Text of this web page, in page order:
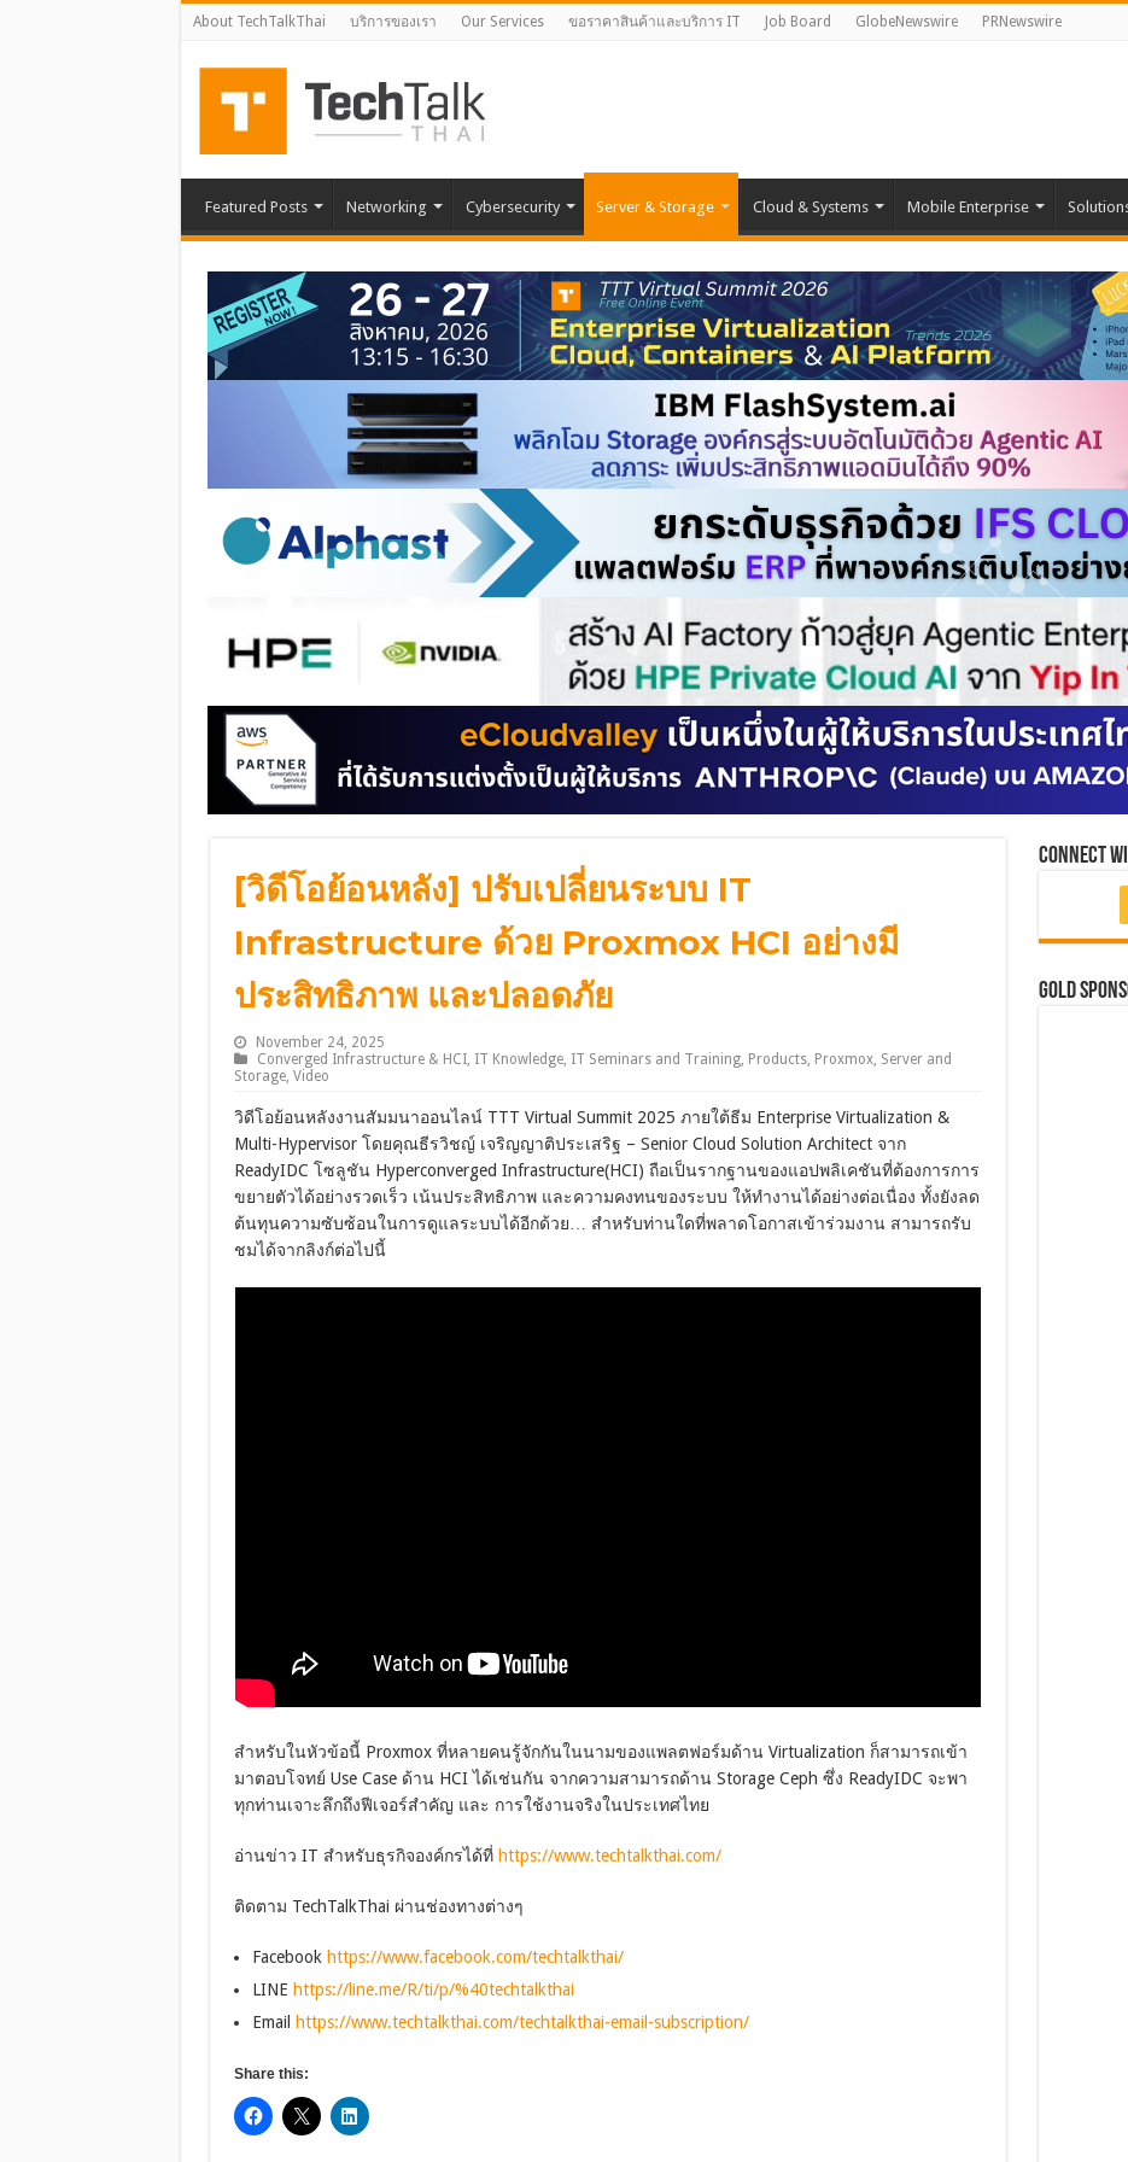
About TechTalkThai บริการของเรา Our Services ขอราคาสินค้าและบริการ IT Job Board GlobeNewswire PRNewswire
Featured Posts Networking Cybersecurity Server & Storage Cloud & Systems Mobile Enterprise
[วิดีโอย้อนหลัง] ปรับเปลี่ยนระบบ IT
Infrastructure ด้วย Proxmox HCI อย่างมี
ประสิทธิภาพ และปลอดภัย
November 24, 2025
Converged Infrastructure & HCI, IT Knowledge, IT Seminars and Training, Products, Proxmox, Server and
Storage, Video
วิดีโอย้อนหลังงานสัมมนาออนไลน์ TTT Virtual Summit 2025 ภายใต้ธีม Enterprise Virtualization &
Multi-Hypervisor โดยคุณธีรวิชญ์ เจริญญาติประเสริฐ – Senior Cloud Solution Architect จาก
ReadyIDC โซลูชัน Hyperconverged Infrastructure(HCI) ถือเป็นรากฐานของแอปพลิเคชันที่ต้องการการ
ขยายตัวได้อย่างรวดเร็ว เน้นประสิทธิภาพ และความคงทนของระบบ ให้ทำงานได้อย่างต่อเนื่อง ทั้งยังลด
ต้นทุนความซับซ้อนในการดูแลระบบได้อีกด้วย… สำหรับท่านใดที่พลาดโอกาสเข้าร่วมงาน สามารถรับ
ชมได้จากลิงก์ต่อไปนี้
สำหรับในหัวข้อนี้ Proxmox ที่หลายคนรู้จักกันในนามของแพลตฟอร์มด้าน Virtualization ก็สามารถเข้า
มาตอบโจทย์ Use Case ด้าน HCI ได้เช่นกัน จากความสามารถด้าน Storage Ceph ซึ่ง ReadyIDC จะพา
ทุกท่านเจาะลึกถึงฟีเจอร์สำคัญ และ การใช้งานจริงในประเทศไทย
อ่านข่าว IT สำหรับธุรกิจองค์กรได้ที่ https://www.techtalkthai.com/
ติดตาม TechTalkThai ผ่านช่องทางต่างๆ
Facebook https://www.facebook.com/techtalkthai/
LINE https://line.me/R/ti/p/%40techtalkthai
Email
https://www.techtalkthai.com/techtalkthai-email-subscription/
Share this:
Connect
GOLD